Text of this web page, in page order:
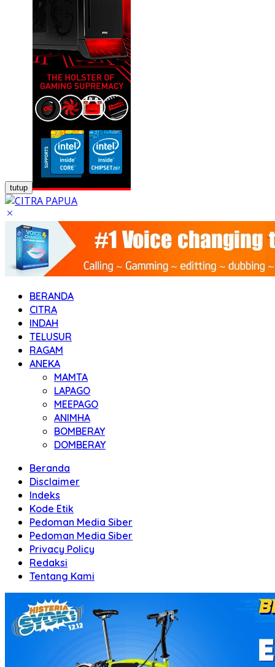
tutup
BERANDA
CITRA
INDAH
TELUSUR
RAGAM
ANEKA
MAMTA
LAPAGO
MEEPAGO
ANIMHA
BOMBERAY
DOMBERAY
Beranda
Disclaimer
Indeks
Kode Etik
Pedoman Media Siber
Pedoman Media Siber
Privacy Policy
Redaksi
Tentang Kami